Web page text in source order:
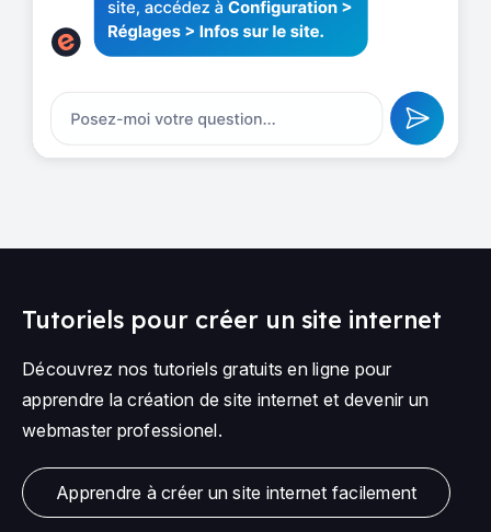
Tutoriels pour créer un site internet
Découvrez nos tutoriels gratuits en ligne pour
apprendre la création de site internet et devenir un
webmaster professionel.
Apprendre à créer un site internet facilement